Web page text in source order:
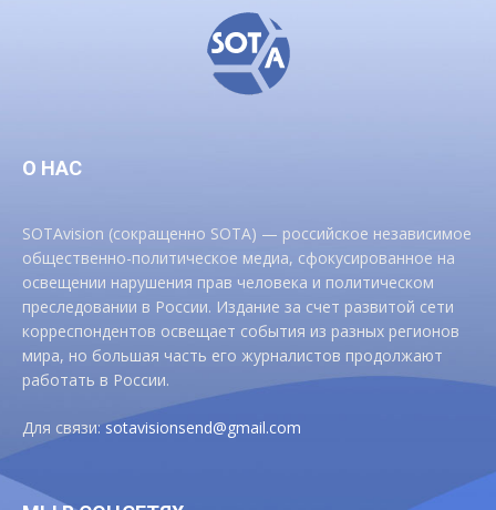
О НАС
SOTAvision (сокращенно SOTA) — российское независимое
общественно-политическое медиа, сфокусированное на
освещении нарушения прав человека и политическом
преследовании в России. Издание за счет развитой сети
корреспондентов освещает события из разных регионов
мира, но большая часть его журналистов продолжают
работать в России.
Для связи:sotavisionsend@gmail.com